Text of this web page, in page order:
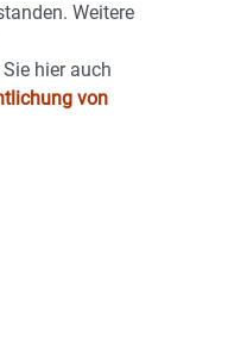
Weitere
hier auch
von